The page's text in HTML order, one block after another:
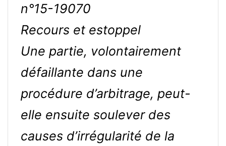
n°15-19070
Recours et estoppel
Une partie, volontairement
défaillante dans une
procédure d’arbitrage, peut-
elle ensuite soulever des
causes d’irrégularité de la